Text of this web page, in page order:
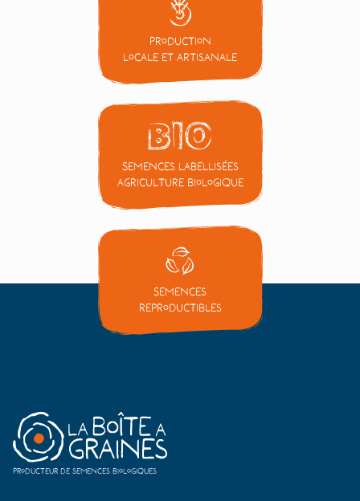
Production
locale et artisanale
Semences labellisées
Agriculture Biologique
Semences
reproductibles
Producteur de semences biologiques